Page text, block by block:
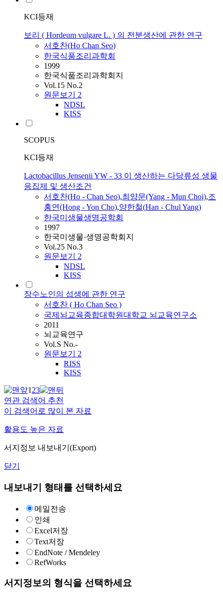
KCI등재
보리 ( Hordeum vulgare L. ) 의 전분생산에 관한 연구
서호찬(Ho Chan Seo)
한국식품조리과학회
1999
한국식품조리과학회지
Vol.15 No.2
원문보기 2
NDSL
KISS
SCOPUS
KCI등재
Lactobacillus Jensenii YW - 33 이 생산하는 다당류성 생물
응집제 및 생산조건
서호찬(Ho - Chan Seo),최양문(Yang - Mun Choi),조
홍연(Hong - Yon Cho),양한철(Han - Chul Yang)
한국미생물생명공학회
1997
한국미생물·생명공학회지
Vol.25 No.3
원문보기 2
NDSL
KISS
장수노인의 섭생에 관한 연구
서호찬 ( Ho Chan Seo )
국제뇌교육종합대학원대학교 뇌교육연구소
2011
뇌교육연구
Vol.S No.-
원문보기 2
RISS
KISS
123
연관 검색어 추천
이 검색어로 많이 본 자료
활용도 높은 자료
서지정보 내보내기(Export)
닫기
내보내기 형태를 선택하세요
메일전송
인쇄
Excel저장
Text저장
EndNote / Mendeley
RefWorks
서지정보의 형식을 선택하세요